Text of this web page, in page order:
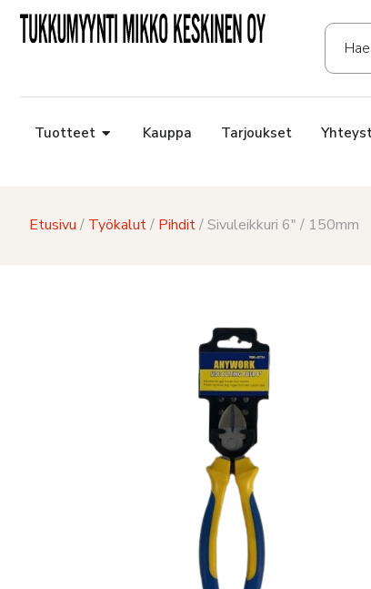
Tuotteet Kauppa Tarjoukset
Etusivu / Työkalut/ Pihdit/ Sivuleikkuri 6″ / 150mm